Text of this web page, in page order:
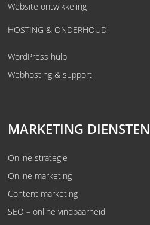
Website ontwikkeling
HOSTING & ONDERHOUD
WordPress hulp
Webhosting & support
MARKETING DIENSTEN
Online strategie
Online marketing
Content marketing
SEO – online vindbaarheid